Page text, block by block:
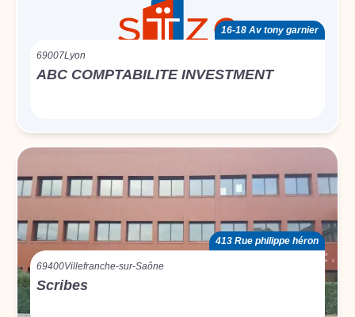
16-18 Av tony garnier
69007Lyon
ABC COMPTABILITE INVESTMENT
413 Rue philippe héron
69400Villefranche-sur-Saône
Scribes